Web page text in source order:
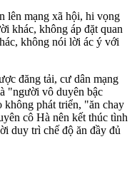
lên mạng xã hội, hi vọng
khác, không áp đặt quan
không nói lời ác ý với
đăng tải, cư dân mạng
"người vô duyên bậc
phát triển, "ăn chay
cô Hà nên kết thúc tình
duy trì chế độ ăn đầy đủ